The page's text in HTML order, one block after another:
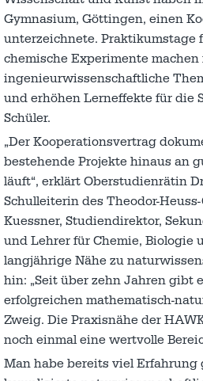
Gymnasium, Göttingen, einen
unterzeichnete. Praktikumstage
chemische Experimente machen
ingenieurwissenschaftliche
und erhöhen Lerneffekte für die
Schüler.
„Der Kooperationsvertrag
bestehende Projekte hinaus an
läuft“, erklärt Oberstudienrätin
Schulleiterin des Theodor-
Kuessner, Studiendirektor,
und Lehrer für Chemie, Biologie
langjährige Nähe zu
hin: „Seit über zehn Jahren gibt
erfolgreichen mathematisch-
Zweig. Die Praxisnähe der
noch einmal eine wertvolle
Man habe bereits viel Erfahrung